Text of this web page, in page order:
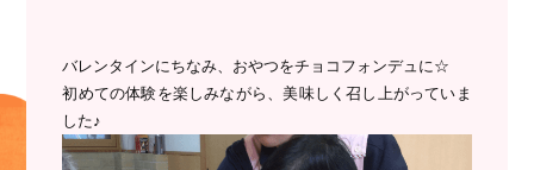
バレンタインにちなみ、おやつをチョコフォンデュに☆
初めての体験を楽しみながら、美味しく召し上がっていま
した♪